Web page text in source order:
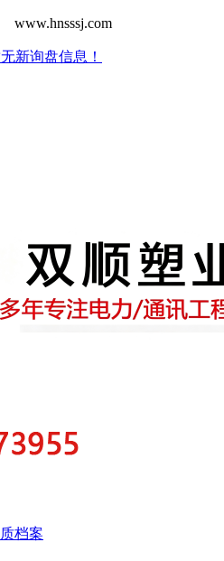
新询盘信息！
档案